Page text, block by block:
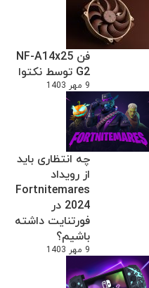
فن NF-A14x25
G2 توسط نکتوا
9 مهر 1403
چه انتظاری باید
از رویداد
Fortnitemares
2024 در
فورتنایت داشته
باشیم؟
9 مهر 1403